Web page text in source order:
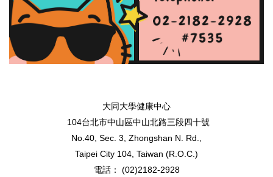
大同大學健康中心
104台北市中山區中山北路三段四十號
No.40, Sec. 3, Zhongshan N. Rd.,
Taipei City 104, Taiwan (R.O.C.)
電話： (02)2182-2928